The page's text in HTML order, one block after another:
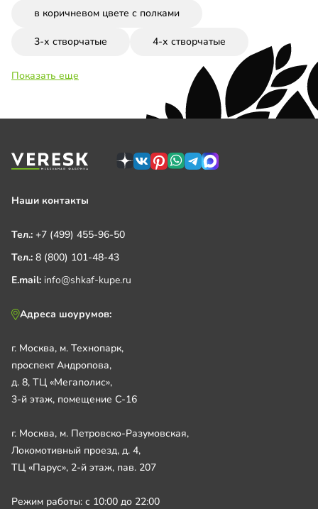
в коричневом цвете с полками
3-х створчатые 4-х створчатые
Показать еще
Наши контакты
Тел.: +7 (499) 455-96-50
Тел.: 8 (800) 101-48-43
E.mail: info@shkaf-kupe.ru
Адреса шоурумов:
г. Москва, м. Технопарк,
проспект Андропова,
д. 8, ТЦ «Мегаполис»,
3-й этаж, помещение С-16
г. Москва, м. Петровско-Разумовская,
Локомотивный проезд, д. 4,
ТЦ «Парус», 2-й этаж, пав. 207
Режим работы: с 10:00 до 22:00